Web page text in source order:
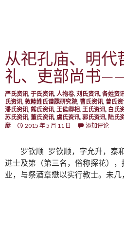
从祀孔庙、明代
礼、吏部尚书
严氏资讯, 于氏资讯, 人物卷, 刘氏资讯, 各姓资
氏资讯, 敦睦姓氏谱牒研究院, 曹氏资讯, 曾氏
潘氏资讯, 熊氏资讯, 王侯卿相, 王氏资讯, 白氏
苏氏资讯, 董氏资讯, 虞氏资讯, 郭氏资讯, 陆氏
彦
2015 年 5 月 11 日 添加评论
罗钦顺 罗钦顺，字允升，泰
进士及第（第三名，俗称探花）
业，与祭酒章懋以实行教士。未